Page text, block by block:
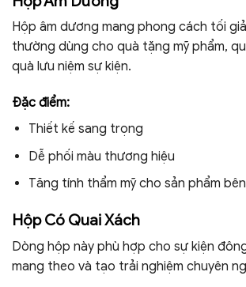
Hộp âm dương mang phong cách tối
thường dùng cho quà tặng mỹ phẩm,
quà lưu niệm sự kiện.
Đặc điểm:
Thiết kế sang trọng
Dễ phối màu thương hiệu
Tăng tính thẩm mỹ cho sản phẩm
Hộp Có Quai Xách
Dòng hộp này phù hợp cho sự kiện
mang theo và tạo trải nghiệm chuyên